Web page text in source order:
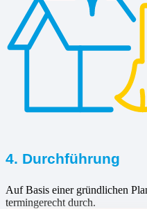
4. Durchführung
Auf Basis einer gründlichen
termingerecht durch.